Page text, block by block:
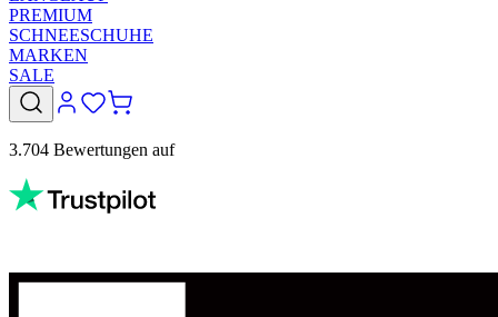
PREMIUM
SCHNEESCHUHE
MARKEN
SALE
3.704 Bewertungen auf